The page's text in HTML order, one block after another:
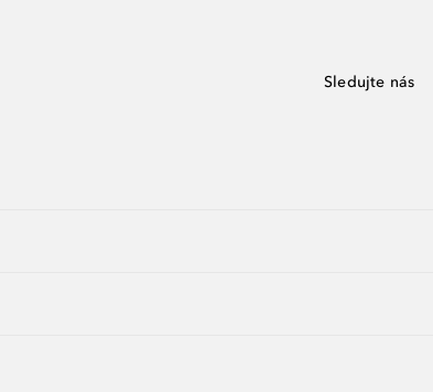
Sledujte nás